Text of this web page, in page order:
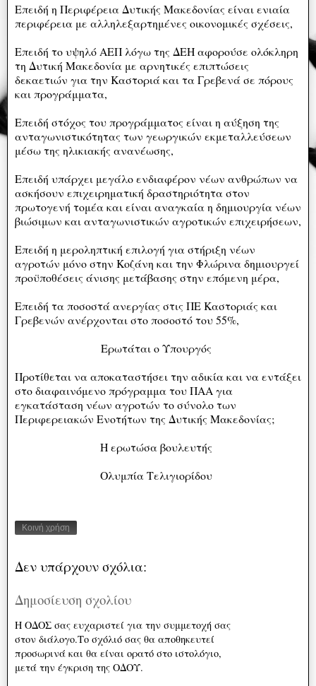
Επειδή η Περιφέρεια Δυτικής Μακεδονίας είναι ενιαία
περιφέρεια με αλληλεξαρτημένες οικονομικές σχέσεις,
Επειδή το υψηλό ΑΕΠ λόγω της ΔΕΗ αφορούσε ολόκληρη
τη Δυτική Μακεδονία με αρνητικές επιπτώσεις
δεκαετιών για την Καστοριά και τα Γρεβενά σε πόρους
και προγράμματα,
Επειδή στόχος του προγράμματος είναι η αύξηση της
ανταγωνιστικότητας των γεωργικών εκμεταλλεύσεων
μέσω της ηλικιακής ανανέωσης,
Επειδή υπάρχει μεγάλο ενδιαφέρον νέων ανθρώπων να
ασκήσουν επιχειρηματική δραστηριότητα στον
πρωτογενή τομέα και είναι αναγκαία η δημιουργία νέων
βιώσιμων και ανταγωνιστικών αγροτικών επιχειρήσεων,
Επειδή η μεροληπτική επιλογή για στήριξη νέων
αγροτών μόνο στην Κοζάνη και την Φλώρινα δημιουργεί
προϋποθέσεις άνισης μετάβασης στην επόμενη μέρα,
Επειδή τα ποσοστά ανεργίας στις ΠΕ Καστοριάς και
Γρεβενών ανέρχονται στο ποσοστό του 55%,
Ερωτάται ο Υπουργός
Προτίθεται να αποκαταστήσει την αδικία και να εντάξει
στο διαφαινόμενο πρόγραμμα του ΠΑΑ για
εγκατάσταση νέων αγροτών το σύνολο των
Περιφερειακών Ενοτήτων της Δυτικής Μακεδονίας;
Η ερωτώσα βουλευτής
Ολυμπία Τελιγιορίδου
Κοινή χρήση
Δεν υπάρχουν σχόλια:
Δημοσίευση σχολίου
Η ΟΔΟΣ σας ευχαριστεί για την συμμετοχή σας
στον διάλογο.Το σχόλιό σας θα αποθηκευτεί
προσωρινά και θα είναι ορατό στο ιστολόγιο,
μετά την έγκριση της ΟΔΟΥ.